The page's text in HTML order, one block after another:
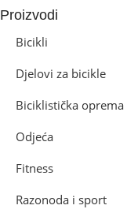
Proizvodi
Bicikli
Djelovi za bicikle
Biciklistička oprema
Odjeća
Fitness
Razonoda i sport